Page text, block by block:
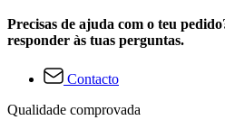
Precisas de ajuda com o teu
responder às tuas perguntas.
Contacto
Qualidade comprovada